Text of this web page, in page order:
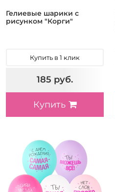
Гелиевые шарики с
рисунком "Корги"
Купить в 1 клик
185 руб.
Купить